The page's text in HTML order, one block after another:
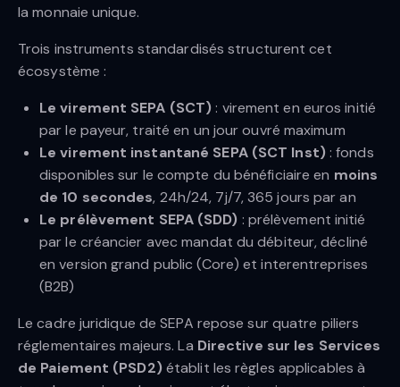
la monnaie unique.
Trois instruments standardisés structurent cet
écosystème :
Le virement SEPA (SCT): virement en euros initié
par le payeur, traité en un jour ouvré maximum
Le virement instantané SEPA (SCT Inst): fonds
disponibles sur le compte du bénéficiaire en moins
de 10 secondes, 24h/24, 7j/7, 365 jours par an
Le prélèvement SEPA (SDD) : prélèvement initié
par le créancier avec mandat du débiteur, décliné
en version grand public (Core) et interentreprises
(B2B)
Le cadre juridique de SEPA repose sur quatre piliers
réglementaires majeurs. La Directive sur les Services
de Paiement (PSD2)établit les règles applicables à